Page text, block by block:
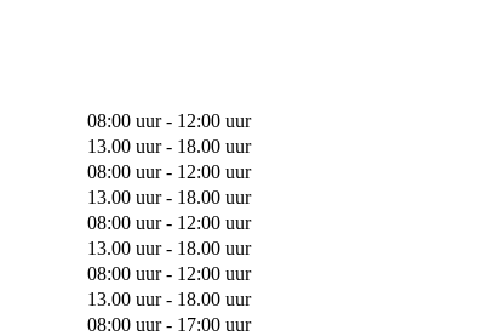
08:00 uur - 12:00 uur
13.00 uur - 18.00 uur
08:00 uur - 12:00 uur
13.00 uur - 18.00 uur
08:00 uur - 12:00 uur
13.00 uur - 18.00 uur
08:00 uur - 12:00 uur
13.00 uur - 18.00 uur
08:00 uur - 17:00 uur